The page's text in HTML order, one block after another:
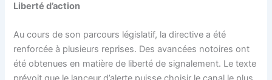
Liberté d’action
Au cours de son parcours législatif, la directive a été
renforcée à plusieurs reprises. Des avancées notoires ont
été obtenues en matière de liberté de signalement. Le texte